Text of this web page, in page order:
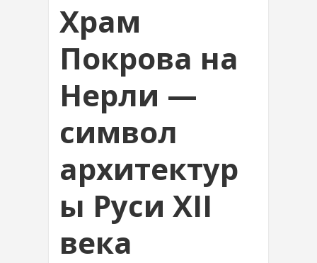
Храм
Покрова на
Нерли —
символ
архитектур
ы Руси XII
века